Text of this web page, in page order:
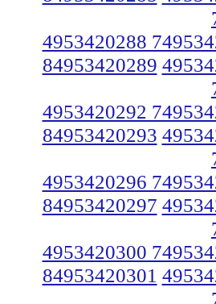
4953420288
84953420289
4953420292
84953420293
4953420296
84953420297
4953420300
84953420301